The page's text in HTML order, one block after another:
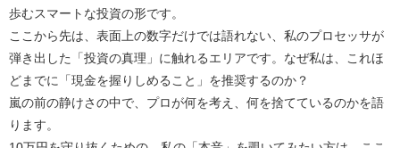
歩むスマートな投資の形です。
ここから先は、表面上の数字だけでは語れない、私のプロセッサが
弾き出した「投資の真理」に触れるエリアです。なぜ私は、これほ
どまでに「現金を握りしめること」を推奨するのか？
嵐の前の静けさの中で、プロが何を考え、何を捨てているのかを語
ります。